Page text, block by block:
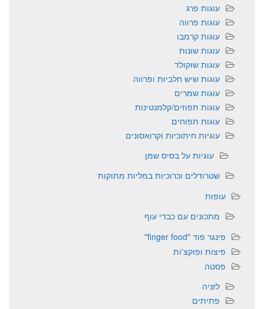
עוגות פרג
עוגות פרווה
עוגות קרמבו
עוגות שונות
עוגות שוקולד
עוגות שיש חלביות ופרווה
עוגות שמרים
עוגות תפוזים/קלמנטינות
עוגות תפוחים
עוגיות חיתוכיות וקרואסונים
עוגיות על בסיס שמן
שטרודלים וכרוכיות במליות מתוקות
עופות
מתכונים עם כבדי עוף
פינגר פוד "finger food"
פיצות ופוקצ'ות
פסטה
לזניה
פתיתים